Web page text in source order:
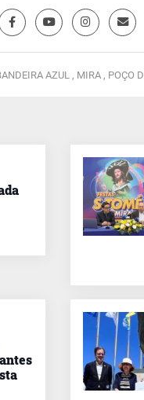
AZUL , MIRA , POÇO